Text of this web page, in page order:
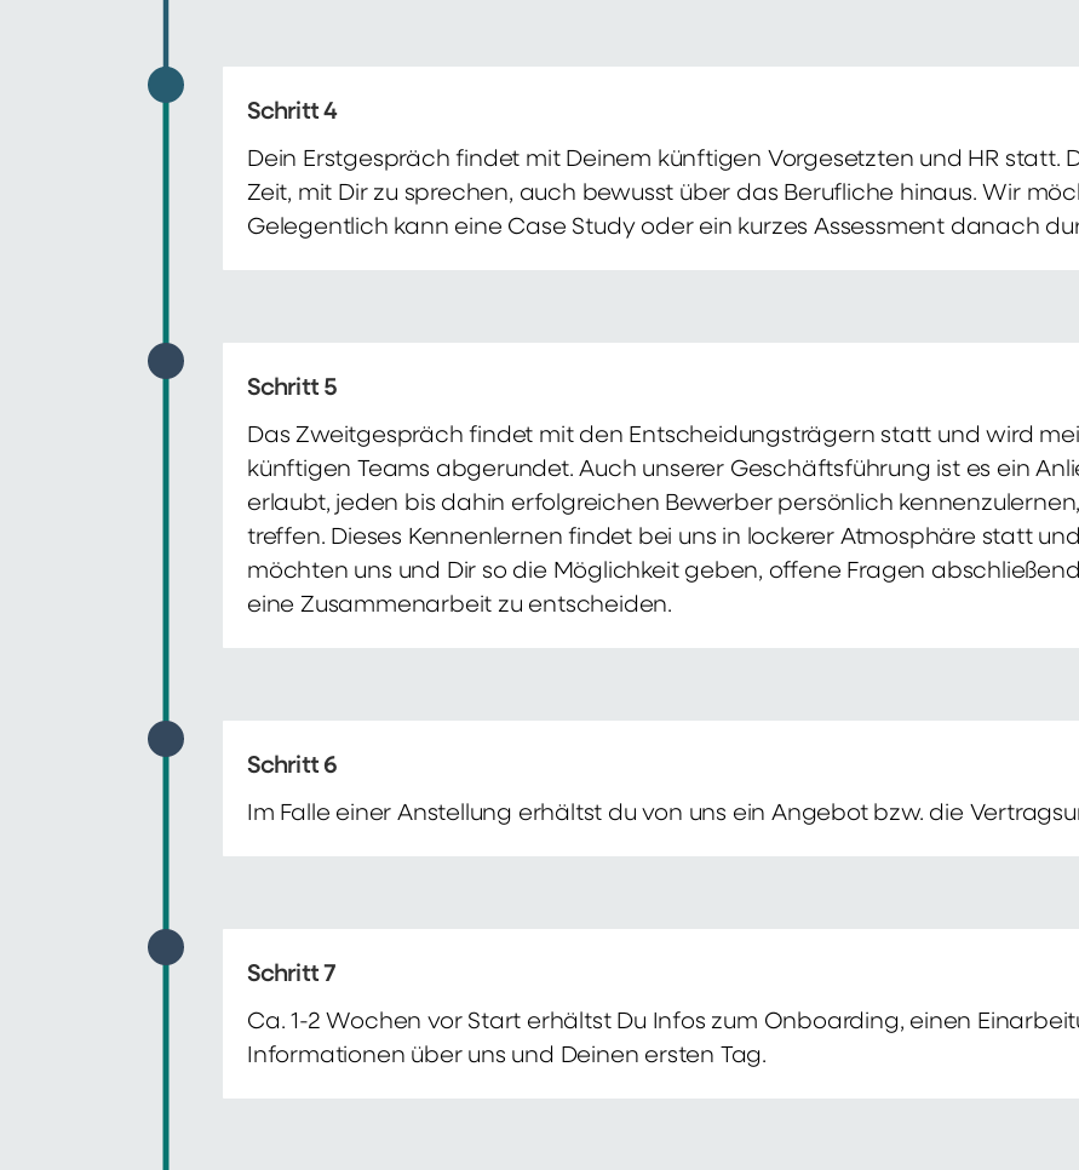
Schritt 4
Dein Erstgespräch findet mit Deinem künftigen Vorgesetzten und HR statt.
Zeit, mit Dir zu sprechen, auch bewusst über das Berufliche hinaus. Wir
Gelegentlich kann eine Case Study oder ein kurzes Assessment danach
Schritt 5
Das Zweitgespräch findet mit den Entscheidungsträgern statt und wird
künftigen Teams abgerundet. Auch unserer Geschäftsführung ist es ein
erlaubt, jeden bis dahin erfolgreichen Bewerber persönlich
treffen. Dieses Kennenlernen findet bei uns in lockerer Atmosphäre statt
möchten uns und Dir so die Möglichkeit geben, offene Fragen
eine Zusammenarbeit zu entscheiden.
Schritt 6
Im Falle einer Anstellung erhältst du von uns ein Angebot bzw. die
Schritt 7
Ca. 1-2 Wochen vor Start erhältst Du Infos zum Onboarding, einen
Informationen über uns und Deinen ersten Tag.